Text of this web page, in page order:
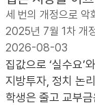
어야 한다
세 번의 개정으로 악
2025년 7월 1차 개
주’를 넣었고, 사외이
2026-08-03
집값으로 ‘실수요’
지방투자, 정치 논
학생은 줄고 교부